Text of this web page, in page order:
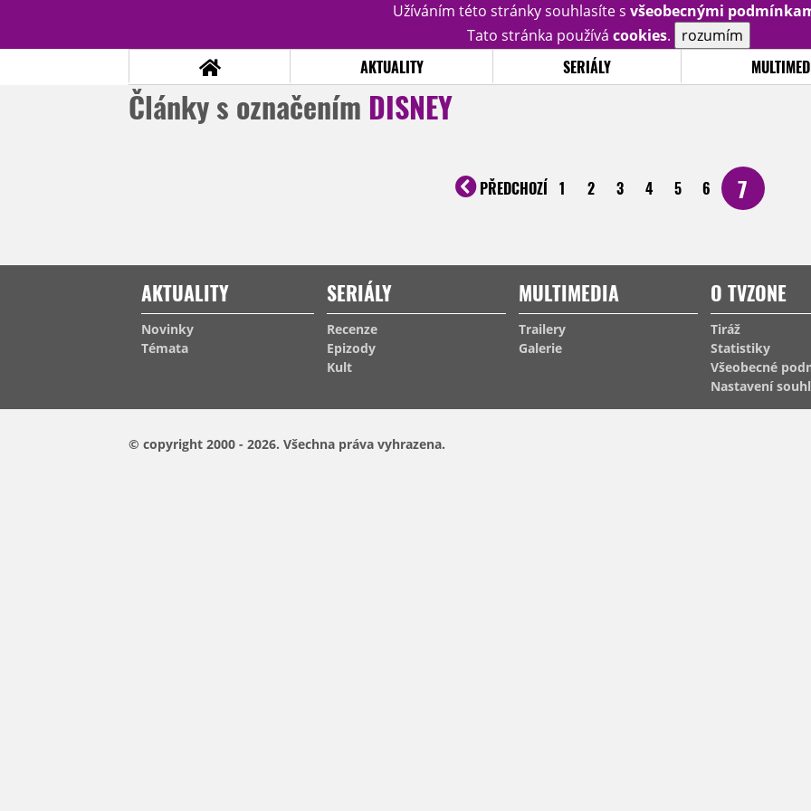
Užíváním této stránky souhlasíte s všeobecnými
Tato stránka používá cookies. rozumím
AKTUALITY SERIÁLY
DISKUZE
STATISTIKY
TIRÁŽ
Články s označením DISNEY
PŘEDCHOZÍ 1 2 3 4 5 6 7
AKTUALITY
Novinky
Témata
SERIÁLY
Recenze
Epizody
Kult
MULTIMEDIA
Trailery
Galerie
O TVZONE
Tiráž
Statistiky
Všeobecné
Nastavení
© copyright 2000 - 2026. Všechna práva vyhrazena.